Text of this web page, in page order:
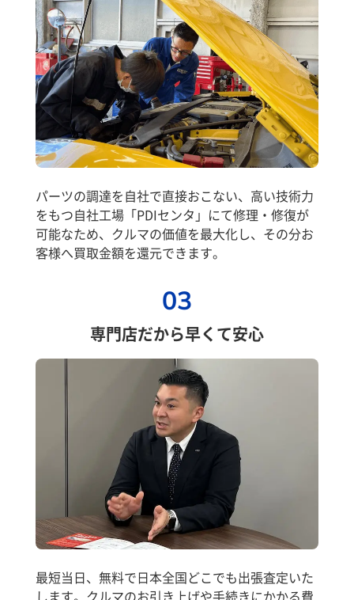
パーツの調達を自社で直接おこない、高い技術力
をもつ自社工場「PDIセンタ」にて修理・修復が
可能なため、クルマの価値を最大化し、その分お
客様へ買取金額を還元できます。
03
専門店だから早くて安心
最短当日、無料で日本全国どこでも出張査定いた
します。クルマのお引き上げや手続きにかかる費